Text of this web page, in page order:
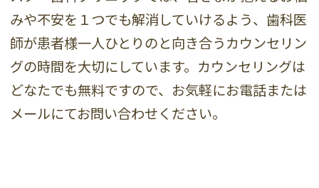
みや不安を１つでも解消していけるよう、歯科医
師が患者様一人ひとりのと向き合うカウンセリン
グの時間を大切にしています。カウンセリングは
どなたでも無料ですので、お気軽にお電話または
メールにてお問い合わせください。